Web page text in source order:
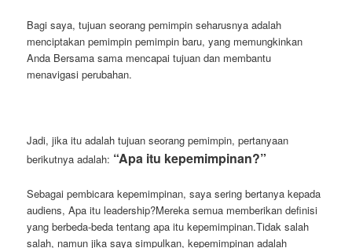
Bagi saya, tujuan seorang pemimpin seharusnya adalah
menciptakan pemimpin pemimpin baru, yang memungkinkan
Anda Bersama sama mencapai tujuan dan membantu
menavigasi perubahan.
Jadi, jika itu adalah tujuan seorang pemimpin, pertanyaan
berikutnya adalah: “Apa itu kepemimpinan?”
Sebagai pembicara kepemimpinan, saya sering bertanya kepada
audiens, Apa itu leadership?Mereka semua memberikan definisi
yang berbeda-beda tentang apa itu kepemimpinan.Tidak salah
salah, namun jika saya simpulkan, kepemimpinan adalah